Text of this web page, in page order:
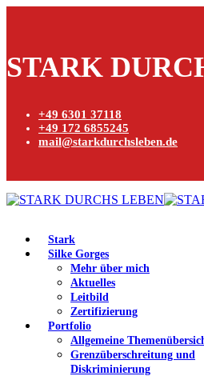
STARK
+49 6301 37118
+49 172 6855245
mail@starkdurchsleben.de
Stark
Silke Gorges
Mehr über mich
Aktuelles
Leitbild
Zertifizierung
Portfolio
Allgemeine
Grenzüberschreitung und
Diskriminierung